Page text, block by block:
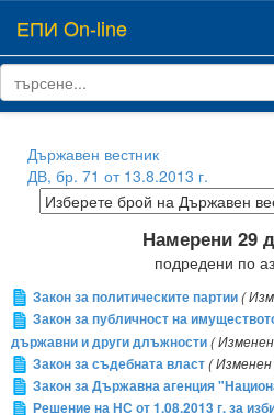
ЕПИ On-line
Държавен вестник
ДВ, бр. 71 от 13.8.2013 г.
Намерени 29
подредени по
Закон за политическите партии(
Закон за публичност на
държавни и други длъжности(
Закон за съдебната власт( Изменен
Закон за Държавна агенция
Решение на НС от 1.08.2013 г. за